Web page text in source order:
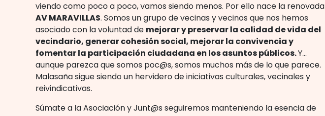
viendo como poco a poco, vamos siendo menos. Por ello nace la renovada
AV MARAVILLAS. Somos un grupo de vecinas y vecinos que nos hemos
asociado con la voluntad de mejorar y preservar la calidad de vida del
vecindario, generar cohesión social, mejorar la convivencia y
fomentar la participación ciudadana en los asuntos públicos.Y…
aunque parezca que somos poc@s, somos muchos más de lo que parece.
Malasaña sigue siendo un hervidero de iniciativas culturales, vecinales y
reivindicativas.
Súmate a la Asociación y Junt@s seguiremos manteniendo la esencia de